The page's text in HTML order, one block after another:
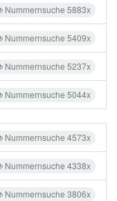
Nummernsuche 5883x
Nummernsuche 5409x
Nummernsuche 5237x
Nummernsuche 5044x
Nummernsuche 4573x
Nummernsuche 4338x
Nummernsuche 3806x